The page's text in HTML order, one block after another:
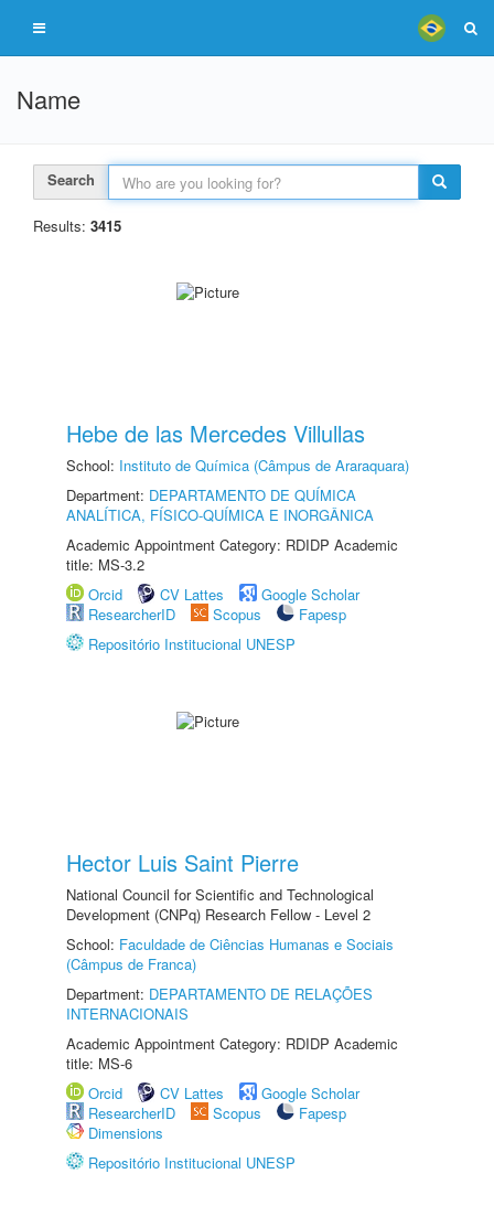
Name
Search
Results: 3415
Hebe de las Mercedes Villullas
School: Instituto de Química (Câmpus de Araraquara)
Department: DEPARTAMENTO DE QUÍMICA
ANALÍTICA, FÍSICO-QUÍMICA E INORGÂNICA
Academic Appointment Category: RDIDP Academic
title: MS-3.2
Orcid
CV Lattes
Google Scholar
ResearcherID
Scopus
Fapesp
Repositório Institucional UNESP
Hector Luis Saint Pierre
National Council for Scientific and Technological
Development (CNPq) Research Fellow - Level 2
School: Faculdade de Ciências Humanas e Sociais
(Câmpus de Franca)
Department: DEPARTAMENTO DE RELAÇÕES
INTERNACIONAIS
Academic Appointment Category: RDIDP Academic
title: MS-6
Orcid
CV Lattes
Google Scholar
ResearcherID
Scopus
Fapesp
Dimensions
Repositório Institucional UNESP